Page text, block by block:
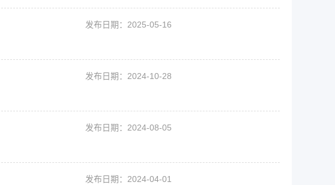
发布日期：2025-05-16
发布日期：2024-10-28
发布日期：2024-08-05
发布日期：2024-04-01